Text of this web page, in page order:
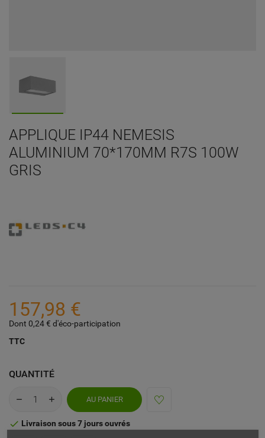
APPLIQUE IP44 NEMESIS
ALUMINIUM 70*170MM R7S 100W
GRIS
157,98 €
Dont 0,24 € d'éco-participation
TTC
QUANTITÉ
AU PANIER
 Livraison sous 7 jours ouvrés